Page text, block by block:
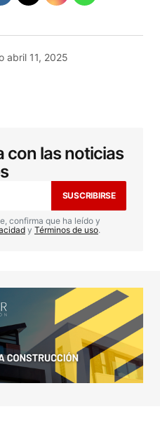
abril 11, 2025
electrónico no será
están
con las noticias
SUSCRIBIRSE
confirma que ha leído y
y Términos de uso.